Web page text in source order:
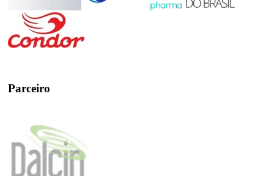
Parceiro